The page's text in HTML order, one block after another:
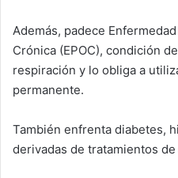
Además, padece
Crónica (EPOC), condición
respiración y lo obliga a
permanente.
También enfrenta diabetes,
derivadas de tratamientos